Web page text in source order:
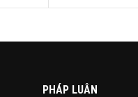
PHÁP LUÂN